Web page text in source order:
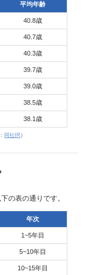
平均年齢
40.8歳
40.7歳
40.3歳
39.7歳
39.0歳
38.5歳
38.1歳
同社IR ）
の表の通りです。
年次
1~5年目
5~10年目
10~15年目